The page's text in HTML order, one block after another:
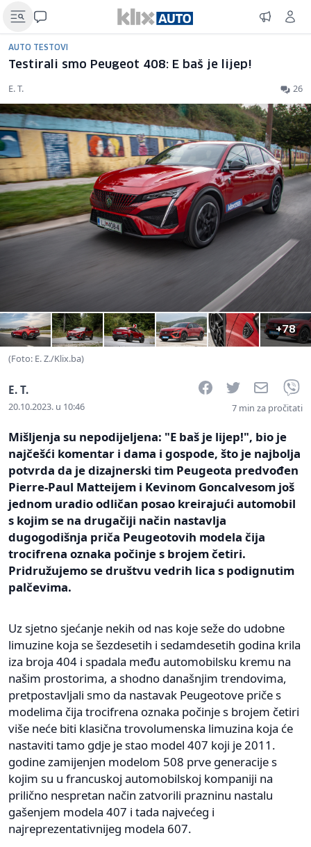
AUTO TESTOVI
Testirali smo Peugeot 408: E baš je lijep!
E. T. 26
+78
(Foto: E. Z./Klix.ba)
E. T.
20.10.2023. u 10:46
Facebook
Twitter Email
7 min za pročitati
Mišljenja su nepodijeljena: "E baš je lijep!", bio je
najčešći komentar i dama i gospode, što je najbolja
potvrda da je dizajnerski tim Peugeota predvođen
Pierre-Paul Matteijem i Kevinom Goncalvesom još
jednom uradio odličan posao kreirajući automobil
s kojim se na drugačiji način nastavlja
dugogodišnja priča Peugeotovih modela čija
trocifrena oznaka počinje s brojem četiri.
Pridružujemo se društvu vedrih lica s podignutim
palčevima.
Uz sjetno sjećanje nekih od nas koje seže do udobne
limuzine koja se šezdesetih i sedamdesetih godina krila
iza broja 404 i spadala među automobilsku kremu na
našim prostorima, a shodno današnjim trendovima,
pretpostavljali smo da nastavak Peugeotove priče s
modelima čija trocifrena oznaka počinje s brojem četiri
više neće biti klasična trovolumenska limuzina koja će
nastaviti tamo gdje je stao model 407 koji je 2011.
godine zamijenjen modelom 508 prve generacije s
kojim su u francuskoj automobilskoj kompaniji na
prilično nespretan način zatvorili prazninu nastalu
gašenjem modela 407 i tada najvećeg i
najreprezentativnijeg modela 607.